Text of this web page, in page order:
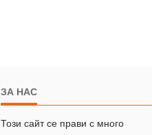
ЗА НАС
Този сайт се прави с много